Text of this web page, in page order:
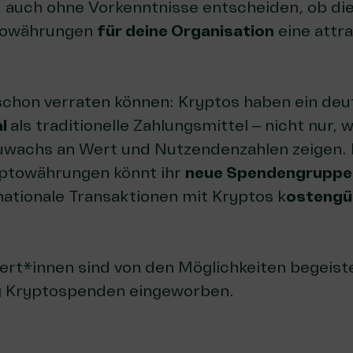
ohne Vorkenntnisse entscheiden, ob
für deine Organisation eine
verraten können: Kryptos haben ein
als traditionelle Zahlungsmittel – nicht nur,
an Wert und Nutzendenzahlen
könnt ihr neue
Transaktionen mit Kryptos k
sind von den Möglichkeiten
eingeworben.